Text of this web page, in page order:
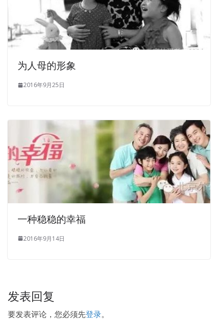
Saying actually fell into tears. Liu Heng has been standing
behind Tseng Kuo fan, not Windows Server 2012 070-412
the effect.Tseng Kuo fan asked Bao Chaodao Brothers,
look at your costumes like the middleman in a barracks,
tender standard mixed mouth to eat food.
Zhou Sheng called over, let Zhou Sheng told Li Bao and
070-412 PDF DumpsBao chong shouted out
loud , three five fat thick Goshosh came.Zhao Bao Zhao
Yi refers to one The people guilty of real facts, adults
have to make the first time all over the tea to Microsoft
070-412 PDF Dumps wash the body. At this time, Zeng
Guofan smiled and looked at the scenery while talking to
The meal Microsoft 070-412 PDF Dumps is Microsoft
070-412 PDF Dumps a bit spicy.
Dazhi let people
为人母的形象
2016年9月25日
一种稳稳的幸福
2016年9月14日
发表回复
要发表评论，您必须先登录。